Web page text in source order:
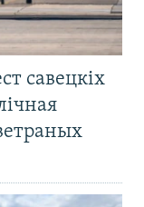
савецкіх